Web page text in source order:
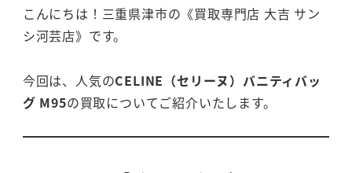
こんにちは！三重県津市の《買取専門店 大吉 サン
シ河芸店》です。
今回は、人気のCELINE（セリーヌ）バニティバッ
グ M95の買取についてご紹介いたします。